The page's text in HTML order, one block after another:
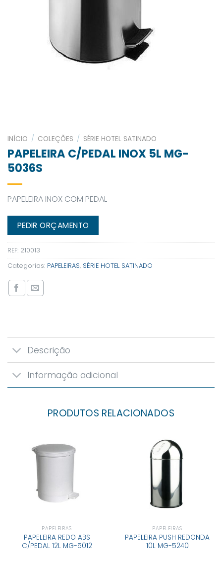
INÍCIO / COLEÇÕES / SÉRIE HOTEL SATINADO
PAPELEIRA C/PEDAL INOX 5L MG-
5036S
PAPELEIRA INOX COM PEDAL
PEDIR ORÇAMENTO
REF: 210013
Categorias: PAPELEIRAS, SÉRIE HOTEL SATINADO
Descrição
Informação adicional
PRODUTOS RELACIONADOS
PAPELEIRAS
PAPELEIRA REDO ABS
C/PEDAL 12L MG-5012
PAPELEIRAS
PAPELEIRA PUSH REDONDA
10L MG-5240